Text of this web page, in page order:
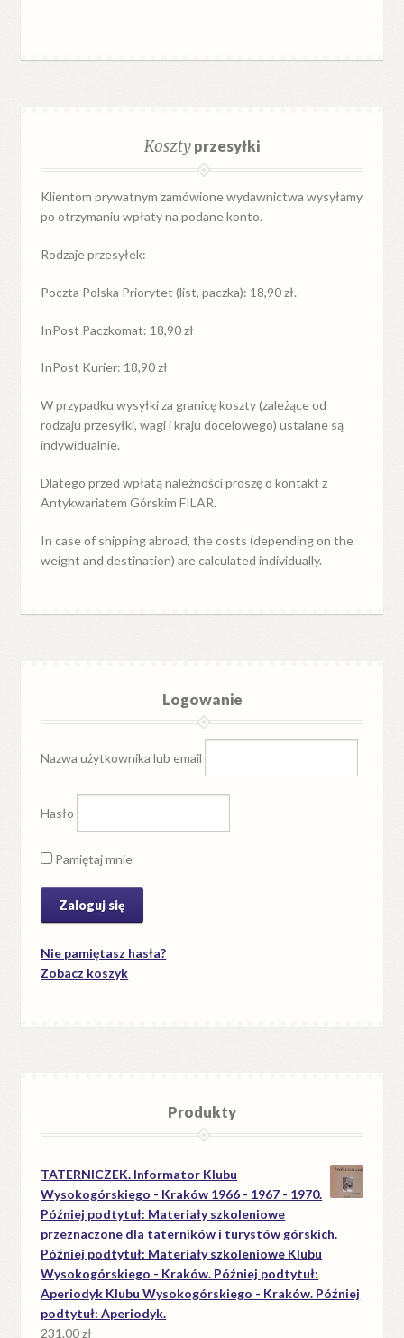
Kosztyprzesyłki
Klientom prywatnym zamówione wydawnictwa wysyłamy
po otrzymaniu wpłaty na podane konto.
Rodzaje przesyłek:
Poczta Polska Priorytet (list, paczka): 18,90 zł.
InPost Paczkomat: 18,90 zł
InPost Kurier: 18,90 zł
W przypadkuwysyłkiza granicękoszty (zależące od
rodzaju przesyłki, wagi i kraju docelowego) ustalane są
indywidualnie.
Dlatego przed wpłatą należności proszę o kontakt z
Antykwariatem Górskim FILAR.
In case of shipping abroad, the costs (depending on the
weight and destination) are calculated individually.
Logowanie
Nazwa użytkownika lub email
Hasło
Pamiętaj mnie
Nie pamiętasz hasła?
Zobacz koszyk
Produkty
TATERNICZEK. Informator Klubu
Wysokogórskiego - Kraków 1966 - 1967 - 1970.
Później podtytuł: Materiały szkoleniowe
przeznaczone dla taterników i turystów górskich.
Później podtytuł: Materiały szkoleniowe Klubu
Wysokogórskiego - Kraków. Później podtytuł:
Aperiodyk Klubu Wysokogórskiego - Kraków. Później
podtytuł: Aperiodyk.
231.00zł